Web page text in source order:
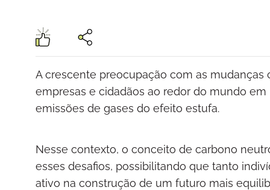
A crescente preocupação com as
empresas e cidadãos ao redor do mundo
emissões de gases do efeito estufa.
Nesse contexto, o conceito de carbono
esses desafios, possibilitando que tanto
ativo na construção de um futuro mais